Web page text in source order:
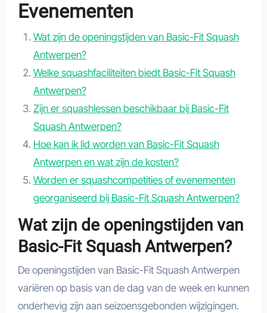
Evenementen
Wat zijn de openingstijden van Basic-Fit Squash
Antwerpen?
Welke squashfaciliteiten biedt Basic-Fit Squash
Antwerpen?
Zijn er squashlessen beschikbaar bij Basic-Fit
Squash Antwerpen?
Hoe kan ik lid worden van Basic-Fit Squash
Antwerpen en wat zijn de kosten?
Worden er squashcompetities of evenementen
georganiseerd bij Basic-Fit Squash Antwerpen?
Wat zijn de openingstijden van
Basic-Fit Squash Antwerpen?
De openingstijden van Basic-Fit Squash Antwerpen
variëren op basis van de dag van de week en kunnen
onderhevig zijn aan seizoensgebonden wijzigingen.